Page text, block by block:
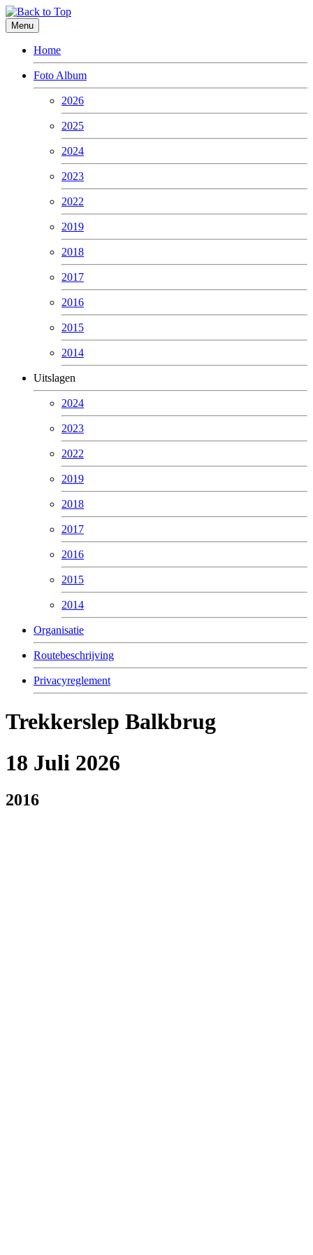
Menu
Home
Foto Album
2026
2025
2024
2023
2022
2019
2018
2017
2016
2015
2014
Uitslagen
2024
2023
2022
2019
2018
2017
2016
2015
2014
Organisatie
Routebeschrijving
Privacyreglement
Trekkerslep Balkbrug
18 Juli 2026
2016